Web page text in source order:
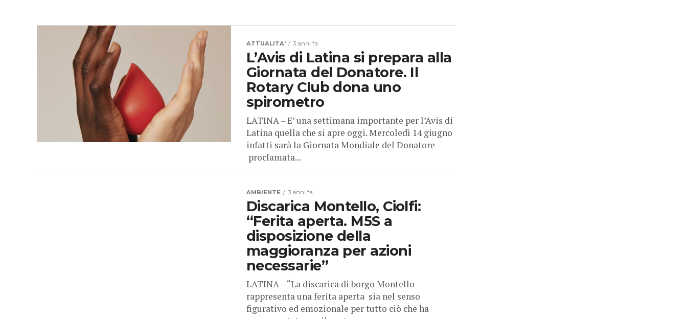
ATTUALITA' 3 anni fa
L’Avis di Latina si prepara alla
Giornata del Donatore. Il
Rotary Club dona uno
spirometro
LATINA – E’ una settimana importante per l’Avis di
Latina quella che si apre oggi. Mercoledì 14 giugno
infatti sarà la Giornata Mondiale del Donatore
proclamata...
AMBIENTE 3 anni fa
Discarica Montello, Ciolfi:
“Ferita aperta. M5S a
disposizione della
maggioranza per azioni
necessarie”
LATINA – “La discarica di borgo Montello
rappresenta una ferita aperta sia nel senso
figurativo ed emozionale per tutto ciò che ha